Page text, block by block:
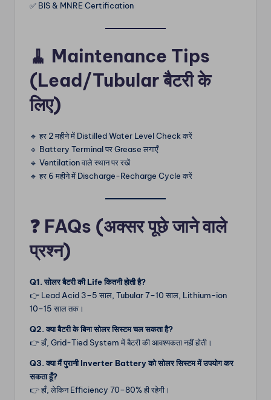
✅ BIS & MNRE Certification
🧹 Maintenance Tips
(Lead/Tubular बैटरी के
लिए)
🔹 हर 2 महीने में Distilled Water Level Check करें
🔹 Battery Terminal पर Grease लगाएँ
🔹 Ventilation वाले स्थान पर रखें
🔹 हर 6 महीने में Discharge-Recharge Cycle करें
❓ FAQs (अक्सर पूछे जाने वाले
प्रश्न)
Q1. सोलर बैटरी की Life कितनी होती है?
👉 Lead Acid 3–5 साल, Tubular 7–10 साल, Lithium-ion
10–15 साल तक।
Q2. क्या बैटरी के बिना सोलर सिस्टम चल सकता है?
👉 हाँ, Grid-Tied System में बैटरी की आवश्यकता नहीं होती।
Q3. क्या मैं पुरानी Inverter Battery को सोलर सिस्टम में उपयोग कर
सकता हूँ?
👉 हाँ, लेकिन Efficiency 70–80% ही रहेगी।